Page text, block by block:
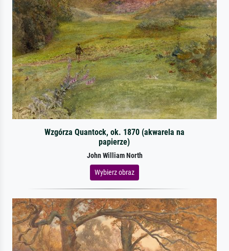
Wzgórza Quantock, ok. 1870 (akwarela na
papierze)
John William North
Wybierz obraz